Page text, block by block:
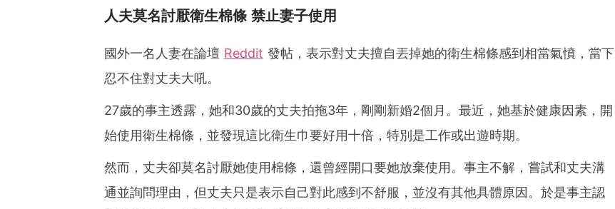
人夫莫名討厭衛生棉條 禁止妻子使用
國外一名人妻在論壇 Reddit 發帖，表示對丈夫擅自丟掉她的衛生棉條感到相當氣憤，當下
忍不住對丈夫大吼。
27歲的事主透露，她和30歲的丈夫拍拖3年，剛剛新婚2個月。最近，她基於健康因素，開
始使用衛生棉條，並發現這比衛生巾要好用十倍，特別是工作或出遊時期。
然而，丈夫卻莫名討厭她使用棉條，還曾經開口要她放棄使用。事主不解，嘗試和丈夫溝
通並詢問理由，但丈夫只是表示自己對此感到不舒服，並沒有其他具體原因。於是事主認